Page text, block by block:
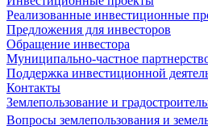
Реализованные инвестиционные
Предложения для инвесторов
Обращение инвестора
Муниципально-частное
Поддержка инвестиционной
Контакты
Землепользование и
Вопросы землепользования и